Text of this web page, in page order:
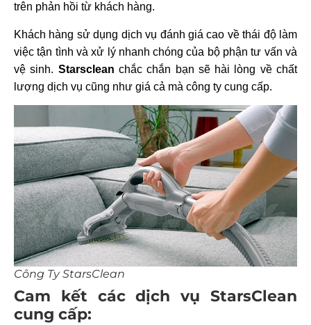
trên phản hồi từ khách hàng.
Khách hàng sử dụng dịch vụ đánh giá cao về thái độ làm
việc tận tình và xử lý nhanh chóng của bộ phận tư vấn và
vệ sinh. Starsclean chắc chắn bạn sẽ hài lòng về chất
lượng dịch vụ cũng như giá cả mà công ty cung cấp.
Công Ty StarsClean
Cam kết các dịch vụ StarsClean
cung cấp: